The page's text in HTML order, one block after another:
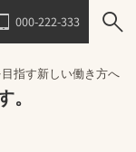
000-222-333
指す新しい働き方へ